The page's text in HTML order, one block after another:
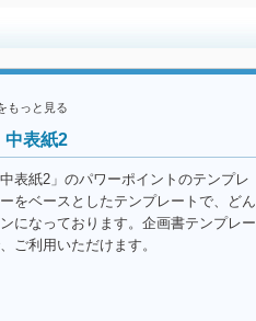
もっと見る
中表紙2
表紙2」のパワーポイントのテンプレ
をベースとしたテンプレートで、どん
になっております。企画書テンプレー
ご利用いただけます。